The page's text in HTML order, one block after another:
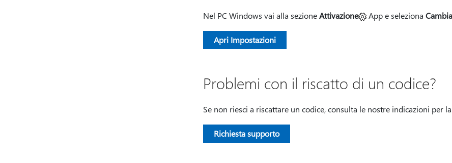
Nel PC Windows vai alla sezioneAttivazione App e seleziona
Apri Impostazioni
Problemi con il riscatto di un codice?
Se non riesci a riscattare un codice, consulta le nostre indicazioni
Richiesta supporto